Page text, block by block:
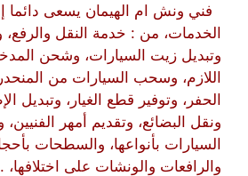
فني ونش ام الهيمان يسعى دائما
الخدمات، من : خدمة النقل والرفع،
وتبديل زيت السيارات، وشحن
اللازم، وسحب السيارات من
الحفر، وتوفير قطع الغيار، وتبديل
ونقل البضائع، وتقديم أمهر
السيارات بأنواعها، والسطحات
والرافعات والونشات على اختلافها،